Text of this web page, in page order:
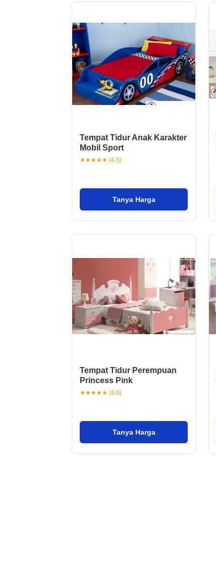
Tempat Tidur Anak Karakter
Mobil Sport
★★★★★ (4.5)
Tanya Harga
Tempat Tidur Perempuan
Princess Pink
★★★★★ (4.6)
Tanya Harga